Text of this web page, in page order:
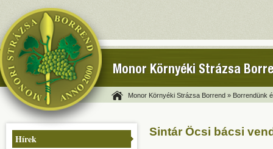
Monor Környéki Strázsa
Monor Környéki Strázsa Borrend » Borrendünk
Hírek
Sintár Öcsi bácsi